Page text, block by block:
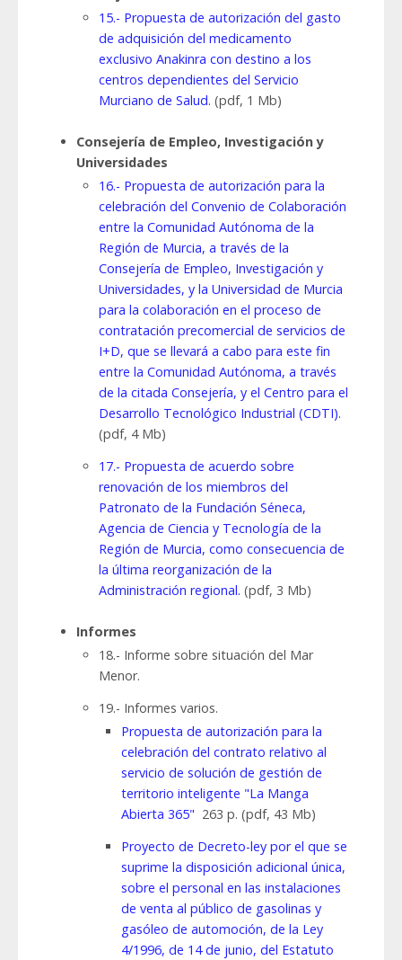
15.- Propuesta de autorización del gasto
de adquisición del medicamento
exclusivo Anakinra con destino a los
centros dependientes del Servicio
Murciano de Salud. (pdf, 1 Mb)
Consejería de Empleo, Investigación y
Universidades
16.- Propuesta de autorización para la
celebración del Convenio de Colaboración
entre la Comunidad Autónoma de la
Región de Murcia, a través de la
Consejería de Empleo, Investigación y
Universidades, y la Universidad de Murcia
para la colaboración en el proceso de
contratación precomercial de servicios de
I+D, que se llevará a cabo para este fin
entre la Comunidad Autónoma, a través
de la citada Consejería, y el Centro para el
Desarrollo Tecnológico Industrial (CDTI).
(pdf, 4 Mb)
17.- Propuesta de acuerdo sobre
renovación de los miembros del
Patronato de la Fundación Séneca,
Agencia de Ciencia y Tecnología de la
Región de Murcia, como consecuencia de
la última reorganización de la
Administración regional. (pdf, 3 Mb)
Informes
18.- Informe sobre situación del Mar
Menor.
19.- Informes varios.
Propuesta de autorización para la
celebración del contrato relativo al
servicio de solución de gestión de
territorio inteligente "La Manga
Abierta 365" 263 p. (pdf, 43 Mb)
Proyecto de Decreto-ley por el que se
suprime la disposición adicional única,
sobre el personal en las instalaciones
de venta al público de gasolinas y
gasóleo de automoción, de la Ley
4/1996, de 14 de junio, del Estatuto